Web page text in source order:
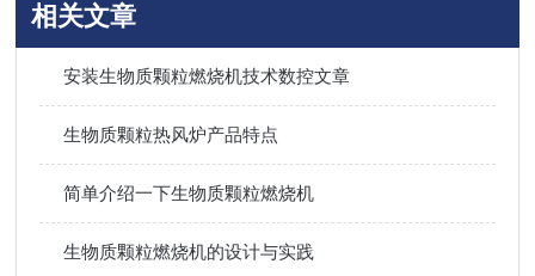
相关文章
安装生物质颗粒燃烧机技术数控文章
生物质颗粒热风炉产品特点
简单介绍一下生物质颗粒燃烧机
生物质颗粒燃烧机的设计与实践